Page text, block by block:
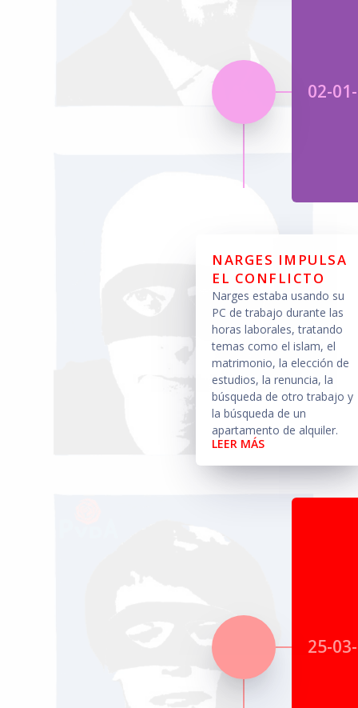
02-
NARGES IMPULSA
EL CONFLICTO
Narges estaba usando su
PC de trabajo durante las
horas laborales, tratando
temas como el islam, el
matrimonio, la elección de
estudios, la renuncia, la
búsqueda de otro trabajo y
la búsqueda de un
apartamento de alquiler.
LEER MÁS
25-